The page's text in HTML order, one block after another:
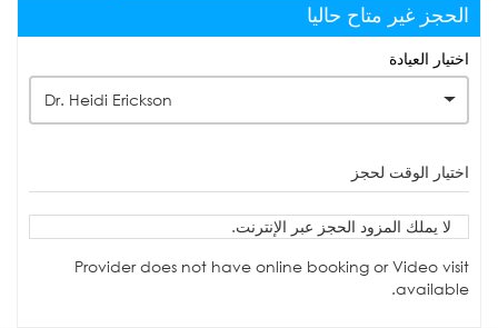
الحجز غير متاح حاليا
اختيار العيادة
Dr. Heidi Erickson
اختيار الوقت لحجز
لا يملك المزود الحجز عبر الإنترنت.
Provider does not have online booking or Video visit
available.